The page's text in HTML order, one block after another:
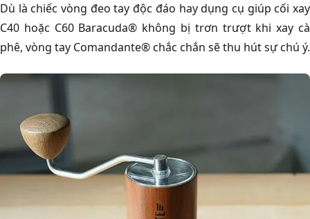
Dù là chiếc vòng đeo tay độc đáo hay dụng cụ giúp cối xay
C40 hoặc C60 Baracuda® không bị trơn trượt khi xay cà
phê, vòng tay Comandante® chắc chắn sẽ thu hút sự chú ý.